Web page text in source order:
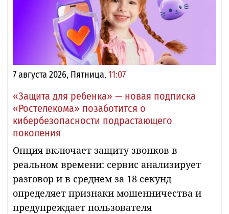
7 августа 2026, Пятница, 11:07
«Защита для ребенка» — новая подписка
«Ростелекома» позаботится о
кибербезопасности подрастающего
поколения
Опция включает защиту звонков в
реальном времени: сервис анализирует
разговор и в среднем за 18 секунд
определяет признаки мошенничества и
предупреждает пользователя